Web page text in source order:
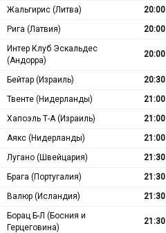
Жальгирис (Литва)
20:00
Рига (Латвия)
20:00
Интер Клуб Эскальдес
(Андорра)
20:00
Бейтар (Израиль) 20:30
Твенте (Нидерланды)
21:00
Хапоэль Т-А (Израиль)
21:00
Аякс (Нидерланды)
21:00
Лугано (Швейцария)
21:30
Брага (Португалия)
21:30
Валюр (Исландия)
21:30
Борац Б-Л (Босния и
Герцеговина)
21:30